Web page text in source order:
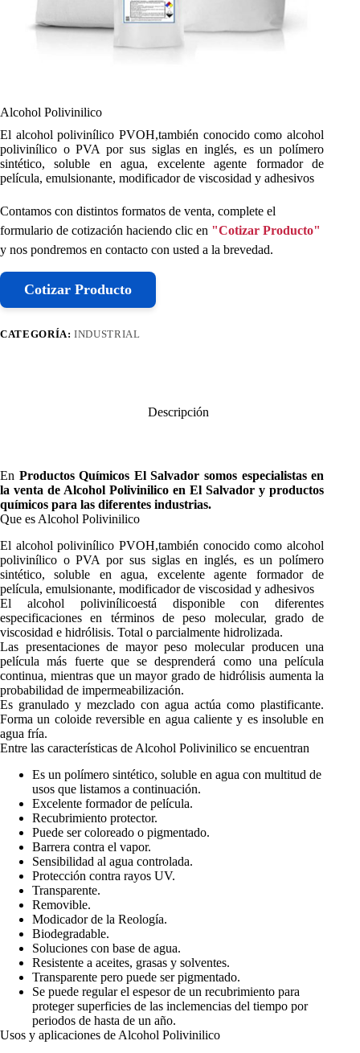
Alcohol Polivinilico
El alcohol polivinílico PVOH,también conocido como alcohol
polivinílico o PVA por sus siglas en inglés, es un polímero
sintético, soluble en agua, excelente agente formador de
película, emulsionante, modificador de viscosidad y adhesivos
Contamos con distintos formatos de venta, complete el
formulario de cotización haciendo clic en "Cotizar Producto"
y nos pondremos en contacto con usted a la brevedad.
Cotizar Producto
CATEGORÍA:INDUSTRIAL
Descripción
En Productos Químicos El Salvador somos especialistas en
la venta de Alcohol Polivinilicoen El Salvador y productos
químicos para las diferentes industrias.
Que es Alcohol Polivinilico
El alcohol polivinílico PVOH,también conocido como alcohol
polivinílico o PVA por sus siglas en inglés, es un polímero
sintético, soluble en agua, excelente agente formador de
película, emulsionante, modificador de viscosidad y adhesivos
El alcohol polivinílicoestá disponible con diferentes
especificaciones en términos de peso molecular, grado de
viscosidad e hidrólisis. Total o parcialmente hidrolizada.
Las presentaciones de mayor peso molecular producen una
película más fuerte que se desprenderá como una película
continua, mientras que un mayor grado de hidrólisis aumenta la
probabilidad de impermeabilización.
Es granulado y mezclado con agua actúa como plastificante.
Forma un coloide reversible en agua caliente y es insoluble en
agua fría.
Entre las características de Alcohol Polivinilico se encuentran
Es un polímero sintético, soluble en agua con multitud de
usos que listamos a continuación.
Excelente formador de película.
Recubrimiento protector.
Puede ser coloreado o pigmentado.
Barrera contra el vapor.
Sensibilidad al agua controlada.
Protección contra rayos UV.
Transparente.
Removible.
Modicador de la Reología.
Biodegradable.
Soluciones con base de agua.
Resistente a aceites, grasas y solventes.
Transparente pero puede ser pigmentado.
Se puede regular el espesor de un recubrimiento para
proteger superficies de las inclemencias del tiempo por
periodos de hasta de un año.
Usos y aplicaciones de Alcohol Polivinilico